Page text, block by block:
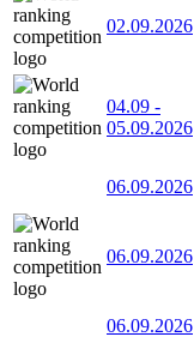
02.09.2026
04.09 -
05.09.2026
06.09.2026
06.09.2026
06.09.2026